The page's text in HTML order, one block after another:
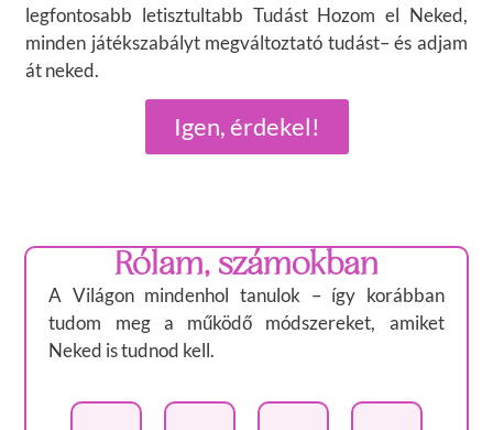
Igen, érdekel!
legfontosabb letisztultabb Tudást Hozom el Neked,
minden játékszabályt megváltoztató tudást– és adjam
át neked.
Rólam, számokban
A Világon mindenhol tanulok – így korábban
tudom meg a működő módszereket, amiket
Neked is tudnod kell.